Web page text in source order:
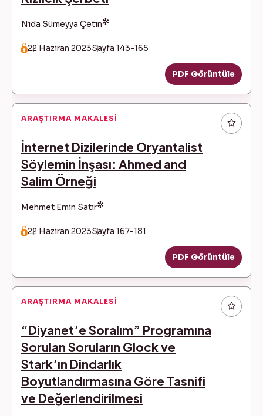
Nida Sümeyya Çetin*
22 Haziran 2023Sayfa 143-165
PDF Görüntüle
ARAŞTIRMA MAKALESI
İnternet Dizilerinde Oryantalist
Söylemin İnşası: Ahmed and
Salim Örneği
Mehmet Emin Satır*
22 Haziran 2023Sayfa 167-181
PDF Görüntüle
ARAŞTIRMA MAKALESI
“Diyanet’e Soralım” Programına
Sorulan Soruların Glock ve
Stark’ın Dindarlık
Boyutlandırmasına Göre Tasnifi
ve Değerlendirilmesi